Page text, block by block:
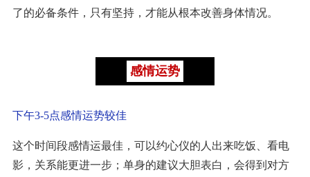
了的必备条件，只有坚持，才能从根本改善身体情况。
感情运势
下午3-5点感情运势较佳
这个时间段感情运最佳，可以约心仪的人出来吃饭、看电
影，关系能更进一步；单身的建议大胆表白，会得到对方